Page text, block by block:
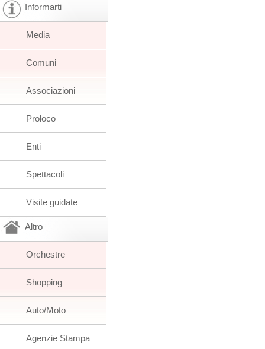
Informarti
Media
Comuni
Associazioni
Proloco
Enti
Spettacoli
Visite guidate
Altro
Orchestre
Shopping
Auto/Moto
Agenzie Stampa